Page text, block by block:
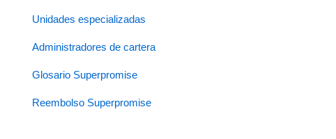
Unidades especializadas
Administradores de cartera
Glosario Superpromise
Reembolso Superpromise